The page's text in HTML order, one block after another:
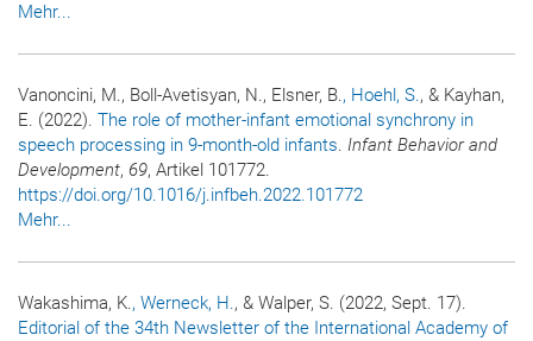
Mehr...
Vanoncini, M., Boll-Avetisyan, N., Elsner, B., Hoehl, S., & Kayhan,
E. (2022). The role of mother-infant emotional synchrony in
speech processing in 9-month-old infants. Infant Behavior and
Development, 69, Artikel 101772.
https://doi.org/10.1016/j.infbeh.2022.101772
Mehr...
Wakashima, K., Werneck, H., & Walper, S. (2022, Sept. 17).
Editorial of the 34th Newsletter of the International Academy of